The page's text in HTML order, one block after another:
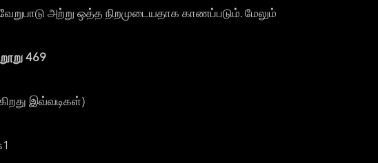
அற்று ஒத்த நிறமுடையதாக காணப்படும். மேலும்
469
இவ்வடிகள்)